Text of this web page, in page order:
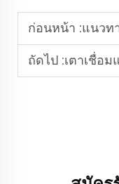
ก่อนหน้า :แนวทางการ
ถัดไป :เตาเชื่อมแบบสุญญ